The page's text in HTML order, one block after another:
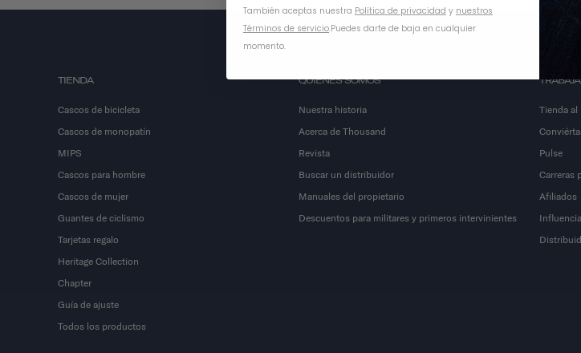
TIENDA
Cascos de bicicleta
Cascos de monopatín
MIPS
Cascos para hombre
Cascos de mujer
Guantes de ciclismo
Tarjetas regalo
Heritage Collection
Chapter
Guía de ajuste
Todos los productos
QUIÉNES SOMOS
Nuestra historia
Acerca de Thousand
Revista
Buscar un distribuidor
Manuales del propietario
Descuentos para militares y primeros intervinientes
Tienda al
Pulse
Carreras
Afiliados
También aceptas nuestra Política de privacidad y nuestros
Términos de servicio.Puedes darte de baja en cualquier
momento.